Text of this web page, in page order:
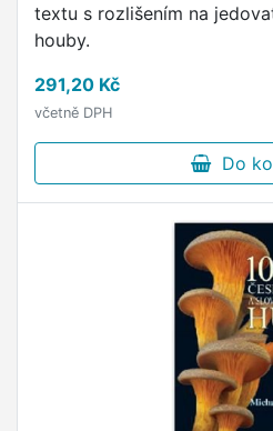
textu s rozlišením na
houby.
291,20 Kč
včetně DPH
Do